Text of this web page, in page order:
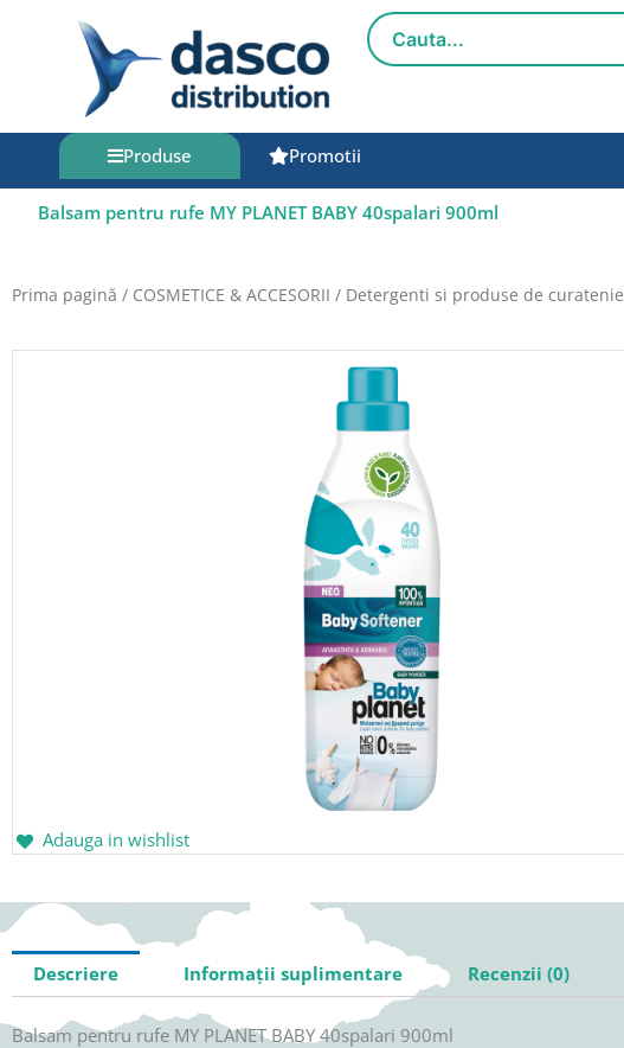
Produse Promotii
Balsam pentru rufe MY PLANET BABY 40spalari 900ml
Prima pagină / COSMETICE & ACCESORII / Detergenti si produse de curatenie
Adauga in wishlist
Descriere Informații suplimentare Recenzii (0)
Balsam pentru rufe MY PLANET BABY 40spalari 900ml